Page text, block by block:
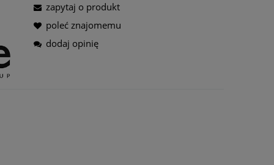
zapytaj o produkt
poleć znajomemu
dodaj opinię